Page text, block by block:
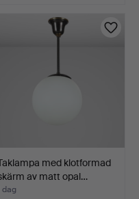
med klotformad
av matt opal…
dag